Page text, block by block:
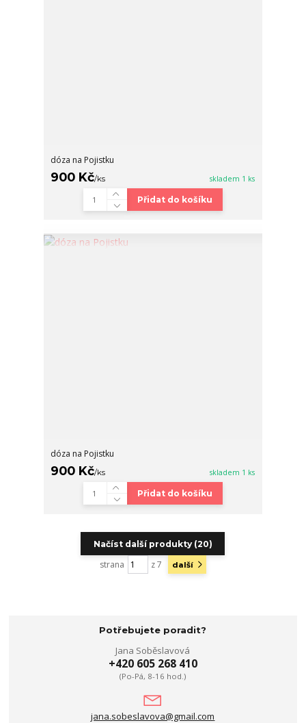
dóza na Pojistku
900 Kč/ks skladem 1 ks
Přidat do košíku
dóza na Pojistku
900 Kč/ks skladem 1 ks
Přidat do košíku
Načíst další produkty (20)
strana z 7 další
Potřebujete poradit?
Jana Soběslavová
+420 605 268 410
(Po-Pá, 8-16 hod.)
jana.sobeslavova@gmail.com